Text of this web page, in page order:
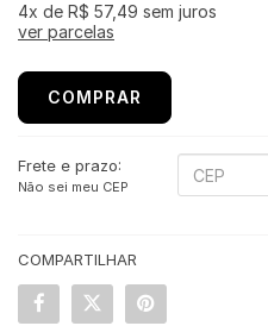
4x de R$ 57,49 sem juros
ver parcelas
COMPRAR
Frete e prazo:
Não sei meu CEP
COMPARTILHAR